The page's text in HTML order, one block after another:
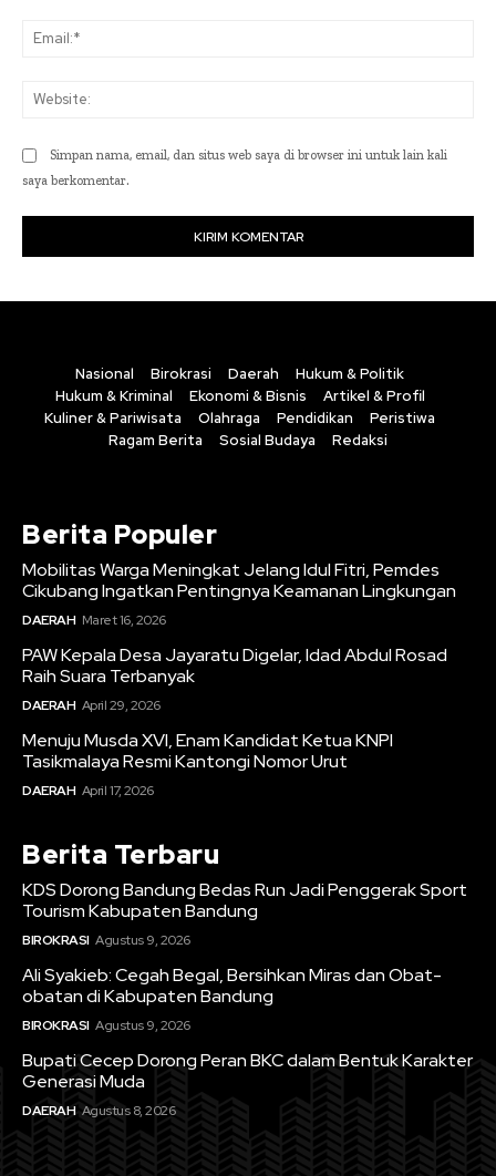
Simpan nama, email, dan situs web saya di browser ini untuk lain kali
saya berkomentar.
Nasional Birokrasi Daerah
Hukum & Politik
Hukum & Kriminal
Ekonomi & Bisnis
Artikel & Profil
Kuliner & Pariwisata
Olahraga Pendidikan
Peristiwa
Ragam Berita
Sosial Budaya Redaksi
Berita Populer
Mobilitas Warga Meningkat Jelang Idul Fitri, Pemdes
Cikubang Ingatkan Pentingnya Keamanan Lingkungan
DAERAH Maret 16, 2026
PAW Kepala Desa Jayaratu Digelar, Idad Abdul Rosad
Raih Suara Terbanyak
DAERAH April 29, 2026
Menuju Musda XVI, Enam Kandidat Ketua KNPI
Tasikmalaya Resmi Kantongi Nomor Urut
DAERAH April 17, 2026
Berita Terbaru
KDS Dorong Bandung Bedas Run Jadi Penggerak Sport
Tourism Kabupaten Bandung
BIROKRASI Agustus 9, 2026
Ali Syakieb: Cegah Begal, Bersihkan Miras dan Obat-
obatan di Kabupaten Bandung
BIROKRASI Agustus 9, 2026
Bupati Cecep Dorong Peran BKC dalam Bentuk Karakter
Generasi Muda
DAERAH Agustus 8, 2026